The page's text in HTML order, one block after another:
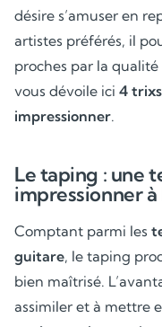
désire s’amuser en
artistes préférés, il
proches par la qualité
vous dévoile ici 4
impressionner.
Le taping : une
impressionner
Comptant parmi les
guitare, le taping
bien maîtrisé.
assimiler et à mettre